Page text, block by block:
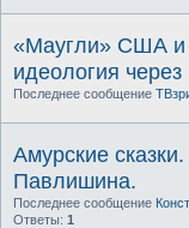
«Маугли» США и
идеология через
Последнее сообщение
Амурские
Павлишина.
Последнее сообщение
Ответы: 1